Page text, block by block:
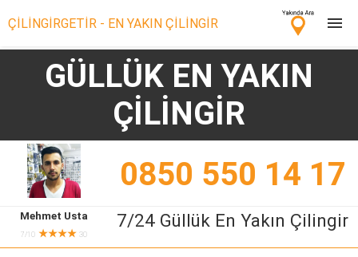
ÇİLİNGİRGETİR - EN YAKIN ÇİLİNGİR
Çilingir Ara
Çilingir misin? Bize Katıl!
GÜLLÜK EN YAKIN
ÇİLİNGİR
0850 550 14 17
Mehmet Usta
7/10 ★★★★ 30
7/24 Güllük En Yakın Çilingir